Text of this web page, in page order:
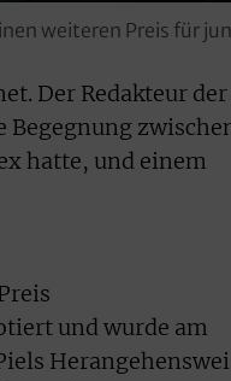
weiteren Preis für
Der Redakteur der
hatte, und einem
und wurde am